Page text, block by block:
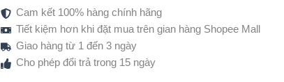
30
Gói)
-
Hỗ
Cam kết 100% hàng chính hãng
Tiết kiệm hơn khi đặt mua trên gian hàng Shopee Mall
Giao hàng từ 1 đến 3 ngày
Cho phép đổi trả trong 15 ngày